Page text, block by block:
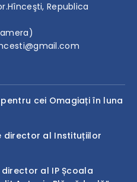
Republica
cei Omagiați în luna
director al Instituțiilor
al IP Școala